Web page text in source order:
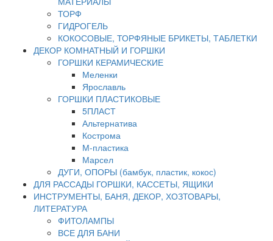
ТОРФ
ГИДРОГЕЛЬ
КОКОСОВЫЕ, ТОРФЯНЫЕ БРИКЕТЫ, ТАБЛЕТКИ
ДЕКОР КОМНАТНЫЙ И ГОРШКИ
ГОРШКИ КЕРАМИЧЕСКИЕ
Меленки
Ярославль
ГОРШКИ ПЛАСТИКОВЫЕ
5ПЛАСТ
Альтернатива
Кострома
М-пластика
Марсел
ДУГИ, ОПОРЫ (бамбук, пластик, кокос)
ДЛЯ РАССАДЫ ГОРШКИ, КАССЕТЫ, ЯЩИКИ
ИНСТРУМЕНТЫ, БАНЯ, ДЕКОР, ХОЗТОВАРЫ,
ЛИТЕРАТУРА
ФИТОЛАМПЫ
ВСЕ ДЛЯ БАНИ